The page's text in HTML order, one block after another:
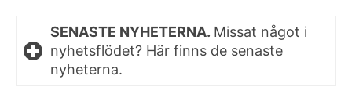
SENASTE NYHETERNA. Missat något i
nyhetsflödet? Här finns de senaste
nyheterna.